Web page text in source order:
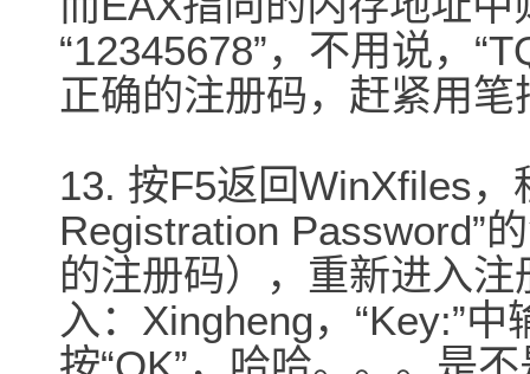
“12345678”，不用说，
正确的注册码，赶紧用
13. 按F5返回WinXfiles，
Registration Password”
的注册码），重新进入注
入：Xingheng，“Key:”